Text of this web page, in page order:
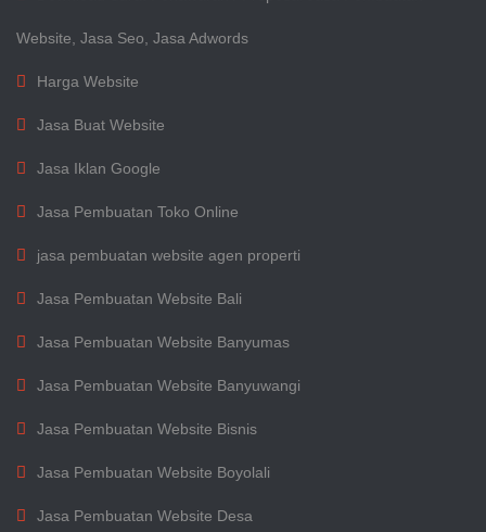
Website, Jasa Seo, Jasa Adwords
Harga Website
Jasa Buat Website
Jasa Iklan Google
Jasa Pembuatan Toko Online
jasa pembuatan website agen properti
Jasa Pembuatan Website Bali
Jasa Pembuatan Website Banyumas
Jasa Pembuatan Website Banyuwangi
Jasa Pembuatan Website Bisnis
Jasa Pembuatan Website Boyolali
Jasa Pembuatan Website Desa